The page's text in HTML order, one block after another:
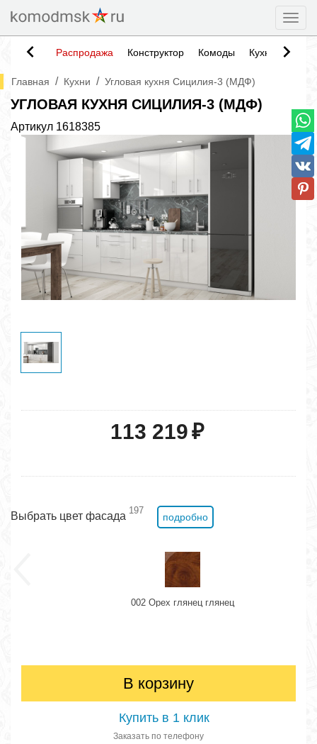
Распродажа Конструктор Комоды Кухни
Главная / Кухни / Угловая кухня Сицилия-3 (МДФ)
УГЛОВАЯ КУХНЯ СИЦИЛИЯ-3 (МДФ)
Артикул 1618385
113 219₽
Выбрать цвет фасада 197
подробно
002 Орех глянец глянец
В корзину
Купить в 1 клик
Заказать по телефону